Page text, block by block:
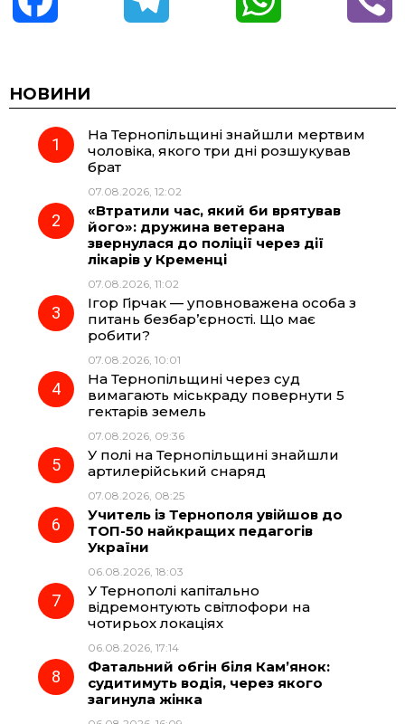
c
e
o
k
e
r
m
t
A
p
НОВИНИ
На Тернопільщині знайшли мертвим
чоловіка, якого три дні розшукував
брат
07.08.2026, 12:02
«Втратили час, який би врятував
його»: дружина ветерана
звернулася до поліції через дії
лікарів у Кременці
07.08.2026, 11:02
Ігор Гірчак — уповноважена особа з
питань безбар’єрності. Що має
робити?
07.08.2026, 10:01
На Тернопільщині через суд
вимагають міськраду повернути 5
гектарів земель
07.08.2026, 09:36
У полі на Тернопільщині знайшли
артилерійський снаряд
07.08.2026, 08:25
Учитель із Тернополя увійшов до
ТОП-50 найкращих педагогів
України
06.08.2026, 18:03
У Тернополі капітально
відремонтують світлофори на
чотирьох локаціях
06.08.2026, 17:14
Фатальний обгін біля Кам’янок:
судитимуть водія, через якого
загинула жінка